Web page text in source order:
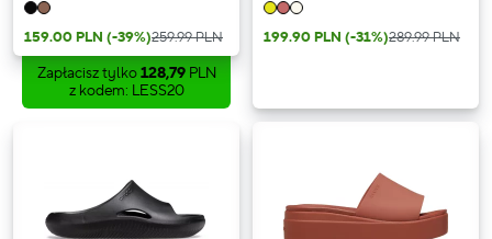
159.00 PLN (-39%)259.99 PLN
Zapłacisz tylko128,79PLN
z kodem: LESS20
199.90 PLN (-31%)289.99 PLN